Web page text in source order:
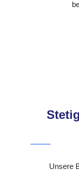
Unsere